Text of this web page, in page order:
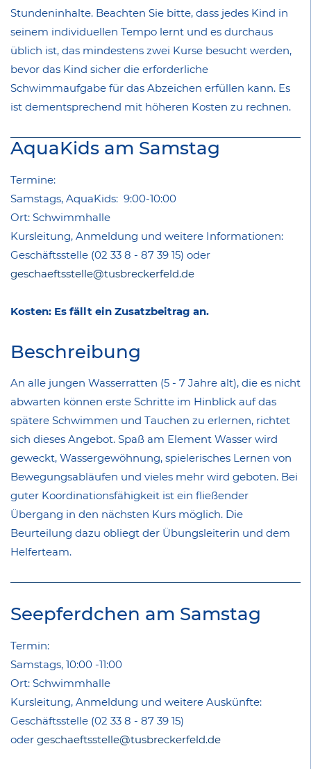
Stundeninhalte. Beachten Sie bitte, dass jedes Kind in
seinem individuellen Tempo lernt und es durchaus
üblich ist, das mindestens zwei Kurse besucht werden,
bevor das Kind sicher die erforderliche
Schwimmaufgabe für das Abzeichen erfüllen kann. Es
ist dementsprechend mit höheren Kosten zu rechnen.
AquaKids am Samstag
Termine:
Samstags, AquaKids: 9:00-10:00
Ort: Schwimmhalle
Kursleitung, Anmeldung und weitere Informationen:
Geschäftsstelle (02 33 8 - 87 39 15) oder
geschaeftsstelle@tusbreckerfeld.de
Kosten: Es fällt ein Zusatzbeitrag an.
Beschreibung
An alle jungen Wasserratten (5 - 7 Jahre alt), die es nicht
abwarten können erste Schritte im Hinblick auf das
spätere Schwimmen und Tauchen zu erlernen, richtet
sich dieses Angebot. Spaß am Element Wasser wird
geweckt, Wassergewöhnung, spielerisches Lernen von
Bewegungsabläufen und vieles mehr wird geboten. Bei
guter Koordinationsfähigkeit ist ein fließender
Übergang in den nächsten Kurs möglich. Die
Beurteilung dazu obliegt der Übungsleiterin und dem
Helferteam.
Seepferdchen am Samstag
Termin:
Samstags, 10:00 -11:00
Ort: Schwimmhalle
Kursleitung, Anmeldung und weitere Auskünfte:
Geschäftsstelle (02 33 8 - 87 39 15)
oder geschaeftsstelle@tusbreckerfeld.de